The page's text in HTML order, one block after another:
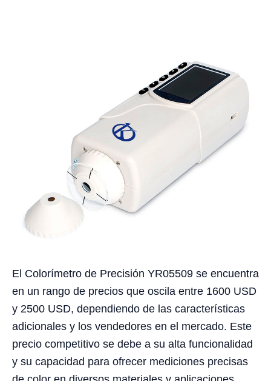
El Colorímetro de Precisión YR05509 se encuentra
en un rango de precios que oscila entre 1600 USD
y 2500 USD, dependiendo de las características
adicionales y los vendedores en el mercado. Este
precio competitivo se debe a su alta funcionalidad
y su capacidad para ofrecer mediciones precisas